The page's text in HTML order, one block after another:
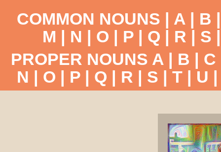
COMMON NOUNS | A | B
M | N | O | P | Q | R | S
PROPER NOUNS A | B | C
N | O | P| Q | R | S | T| U